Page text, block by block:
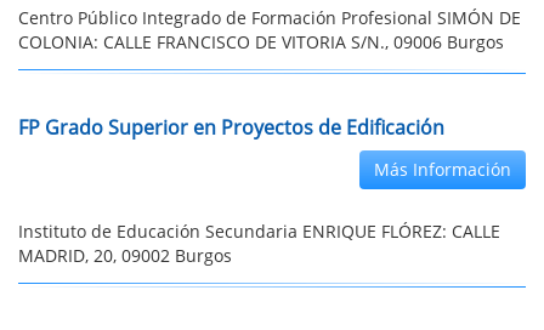
Centro Público Integrado de Formación Profesional SIMÓN DE
COLONIA: CALLE FRANCISCO DE VITORIA S/N., 09006 Burgos
FP Grado Superior en Proyectos de Edificación
Más Información
Instituto de Educación Secundaria ENRIQUE FLÓREZ: CALLE
MADRID, 20, 09002 Burgos